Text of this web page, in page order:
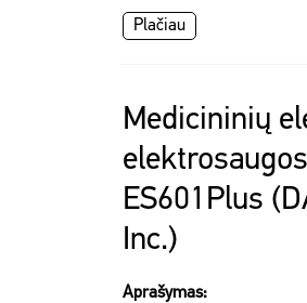
Plačiau
Medicininių
ES601Plus
Inc.)
Aprašymas: